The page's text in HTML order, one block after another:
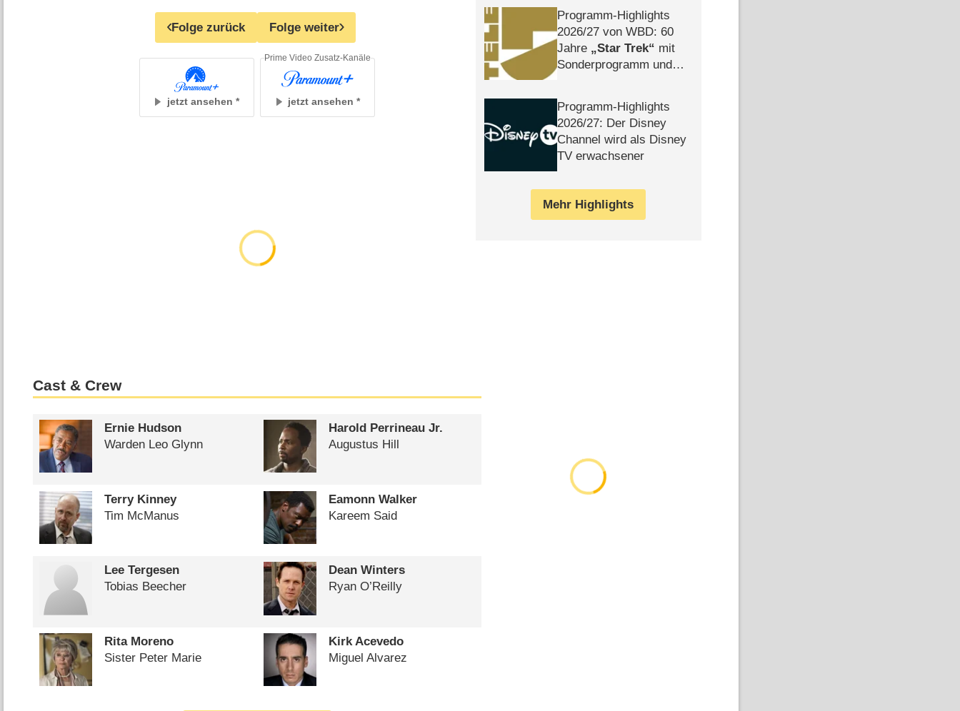
Folge zurück Folge weiter
jetzt ansehen jetzt ansehen
Prime Video Zusatz-Kanäle
Cast & Crew
Ernie Hudson
Warden Leo Glynn
Harold Perrineau Jr.
Augustus Hill
Terry Kinney
Tim McManus
Eamonn Walker
Kareem Said
Lee Tergesen
Tobias Beecher
Dean Winters
Ryan O’Reilly
Rita Moreno
Sister Peter Marie
Kirk Acevedo
Miguel Alvarez
Programm-Highlights
2026/​27 von WBD: 60
Jahre
Star Trek
mit
Sonderprogramm und
Programm-Highlights
2026/​27: Der Disney
Channel wird als Disney
TV erwachsener
Mehr Highlights